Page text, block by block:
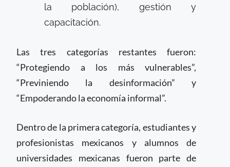
la población), gestión y
capacitación.
Las tres categorías restantes fueron:
“Protegiendo a los más vulnerables”,
“Previniendo la desinformación” y
“Empoderando la economía informal”.
Dentro de la primera categoría, estudiantes y
profesionistas mexicanos y alumnos de
universidades mexicanas fueron parte de